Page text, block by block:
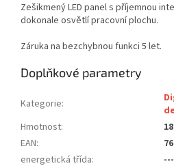
Zešikmený LED panel s příjemnou
dokonale osvětlí pracovní plochu.
Záruka na bezchybnou funkci 5 let.
Doplňkové parametry
Kategorie:
Hmotnost:
EAN:
energetická třída:
---